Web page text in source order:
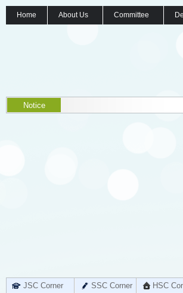
Home About Us Committee
Notice
JSC Corner SSC Corner HSC